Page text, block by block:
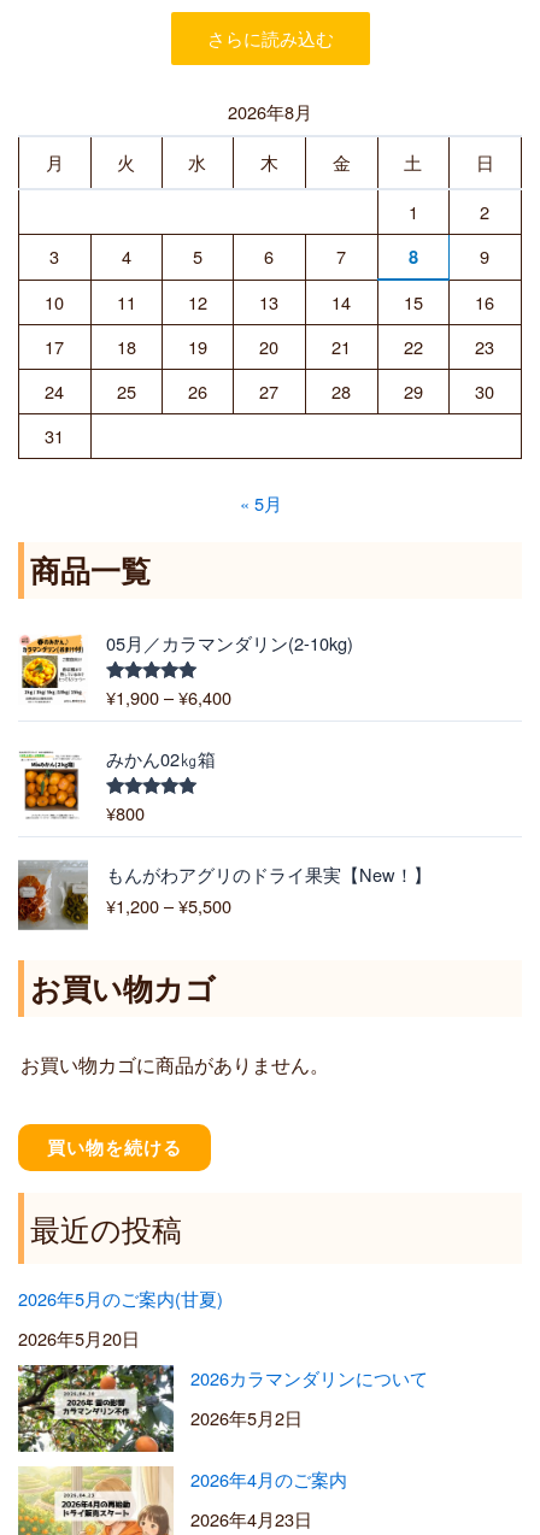
さらに読み込む
2026年8月
月
火 水 木 金 土
日
1
2
3
4 5 6 7 8
9
10
11 12 13 14 15
16
17
18 19 20 21 22
23
24
25 26 27 28 29
30
31
« 5月
商品一覧
05月／カラマンダリン(2-10kg)
5段階中
5.00
¥1,900 –¥6,400
格
:
0
–
¥
みかん02㎏箱
5段階中
¥800
もんがわアグリのドライ果実【New！】
¥1,200 –¥5,500
格
帯
0
お買い物カゴ
お買い物カゴに商品がありません。
買い物を続ける
最近の投稿
2026年5月のご案内(甘夏)
2026年5月20日
2026カラマンダリンについて
2026年5月2日
2026年4月のご案内
2026年4月23日